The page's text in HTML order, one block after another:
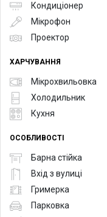
Кондиціонер
Мікрофон
Проектор
ХАРЧУВАННЯ
Мікрохвильовка
Холодильник
Кухня
ОСОБЛИВОСТІ
Барна стійка
Вхід з вулиці
Гримерка
Парковка